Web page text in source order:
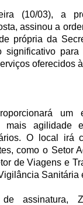
(10/03), a
assinou a
própria da
significativo
oferecidos
um
mais agilidade
O local irá
como o Setor
de Viagens e
Sanitária
assinatura,